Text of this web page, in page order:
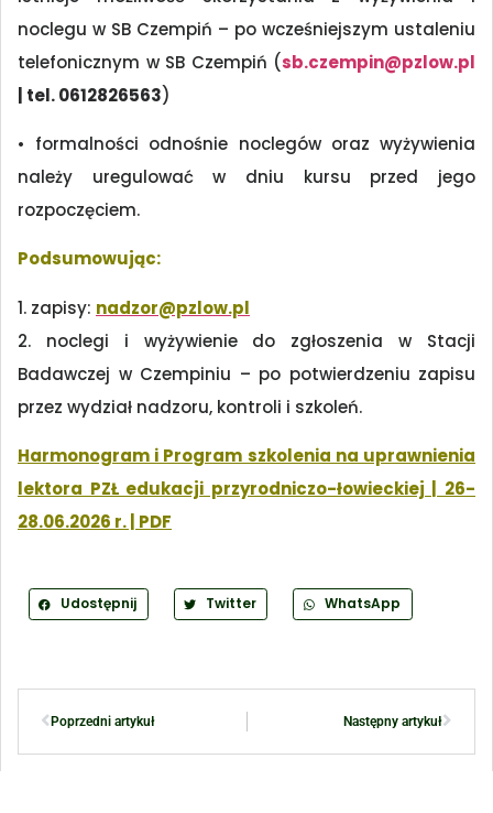
noclegu w SB Czempiń – po wcześniejszym ustaleniu
telefonicznym w SB Czempiń (sb.czempin@pzlow.pl
| tel. 0612826563)
• formalności odnośnie noclegów oraz wyżywienia
należy uregulować w dniu kursu przed jego
rozpoczęciem.
Podsumowując:
1. zapisy: nadzor@pzlow.pl
2. noclegi i wyżywienie do zgłoszenia w Stacji
Badawczej w Czempiniu – po potwierdzeniu zapisu
przez wydział nadzoru, kontroli i szkoleń.
Harmonogram i Program szkolenia na uprawnienia
lektora PZŁ edukacji przyrodniczo-łowieckiej | 26-
28.06.2026 r. | PDF
Udostępnij Twitter WhatsApp
Poprzedni artykuł Następny artykuł